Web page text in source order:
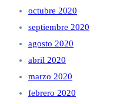
octubre 2020
septiembre 2020
agosto 2020
abril 2020
marzo 2020
febrero 2020